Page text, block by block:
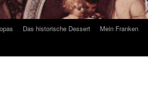
Das historische Dessert Mein Franken